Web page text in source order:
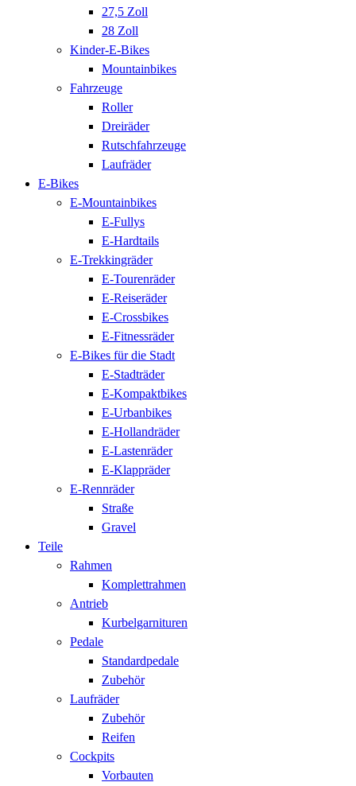
27,5 Zoll
28 Zoll
Kinder-E-Bikes
Mountainbikes
Fahrzeuge
Roller
Dreiräder
Rutschfahrzeuge
Laufräder
E-Bikes
E-Mountainbikes
E-Fullys
E-Hardtails
E-Trekkingräder
E-Tourenräder
E-Reiseräder
E-Crossbikes
E-Fitnessräder
E-Bikes für die Stadt
E-Stadträder
E-Kompaktbikes
E-Urbanbikes
E-Hollandräder
E-Lastenräder
E-Klappräder
E-Rennräder
Straße
Gravel
Teile
Rahmen
Komplettrahmen
Antrieb
Kurbelgarnituren
Pedale
Standardpedale
Zubehör
Laufräder
Zubehör
Reifen
Cockpits
Vorbauten